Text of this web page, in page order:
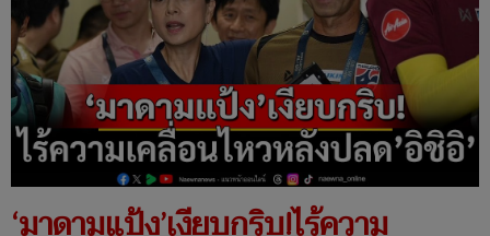
‘มาดามแป้ง’เงียบกริบ!ไร้ความ